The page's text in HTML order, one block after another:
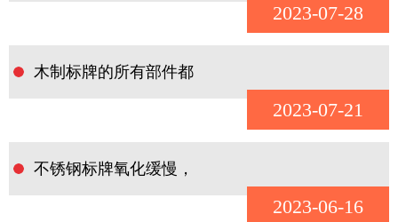
2023-07-28
木制标牌的所有部件都
2023-07-21
不锈钢标牌氧化缓慢，
2023-06-16